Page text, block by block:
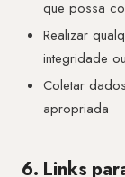
que possa
Realizar
integridade
Coletar
apropriada
6. Links